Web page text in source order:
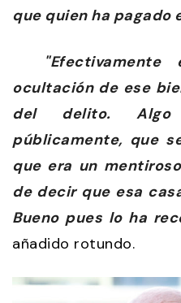
que quien ha pagado
"Efectivamente
ocultación de ese
del delito.
públicamente, que
que era un
de decir que esa
Bueno pues lo ha
añadido rotundo.